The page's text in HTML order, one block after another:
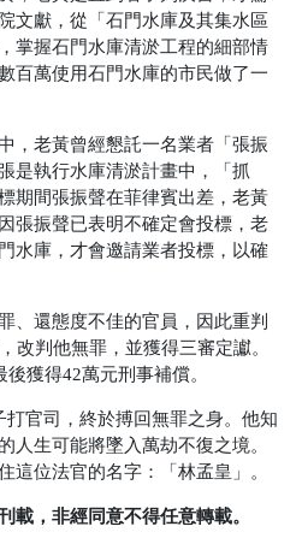
文獻，從「石門水庫及其集水區
掌握石門水庫清淤工程的細部情
百萬使用石門水庫的市民做了一
，老黃曾經懇託一名業者「張振
是執行水庫清淤計畫中，「抓
期間張振聲在菲律賓出差，老黃
張振聲已表明不確定會投標，老
水庫，才會邀請業者投標，以確
、還態度不佳的官員，因此重判
改判他無罪，並獲得三審定讞。
獲得42萬元刑事補償。
官司，終於搏回無罪之身。他知
人生可能將墜入萬劫不復之境。
這位法官的名字：「林孟皇」。
載，非經同意不得任意轉載。